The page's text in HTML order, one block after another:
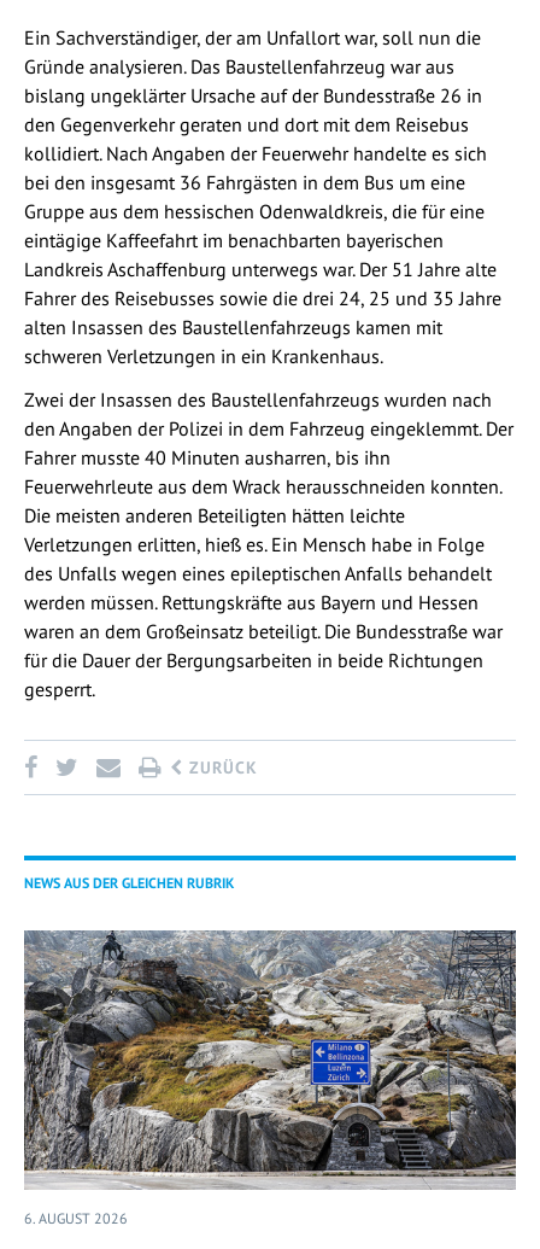
Ein Sachverständiger, der am Unfallort war, soll nun die
Gründe analysieren. Das Baustellenfahrzeug war aus
bislang ungeklärter Ursache auf der Bundesstraße 26 in
den Gegenverkehr geraten und dort mit dem Reisebus
kollidiert. Nach Angaben der Feuerwehr handelte es sich
bei den insgesamt 36 Fahrgästen in dem Bus um eine
Gruppe aus dem hessischen Odenwaldkreis, die für eine
eintägige Kaffeefahrt im benachbarten bayerischen
Landkreis Aschaffenburg unterwegs war. Der 51 Jahre alte
Fahrer des Reisebusses sowie die drei 24, 25 und 35 Jahre
alten Insassen des Baustellenfahrzeugs kamen mit
schweren Verletzungen in ein Krankenhaus.
Zwei der Insassen des Baustellenfahrzeugs wurden nach
den Angaben der Polizei in dem Fahrzeug eingeklemmt. Der
Fahrer musste 40 Minuten ausharren, bis ihn
Feuerwehrleute aus dem Wrack herausschneiden konnten.
Die meisten anderen Beteiligten hätten leichte
Verletzungen erlitten, hieß es. Ein Mensch habe in Folge
des Unfalls wegen eines epileptischen Anfalls behandelt
werden müssen. Rettungskräfte aus Bayern und Hessen
waren an dem Großeinsatz beteiligt. Die Bundesstraße war
für die Dauer der Bergungsarbeiten in beide Richtungen
gesperrt.
ZURÜCK
NEWS AUS DER GLEICHEN RUBRIK
6. AUGUST 2026